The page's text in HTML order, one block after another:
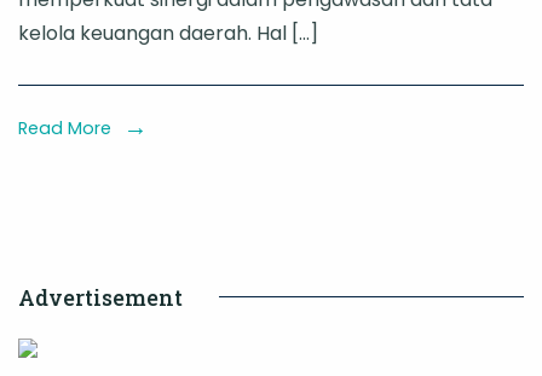
Kaltim,
Kukar
Keuangan
kelola keuangan daerah. Hal […]
Read More
Advertisement